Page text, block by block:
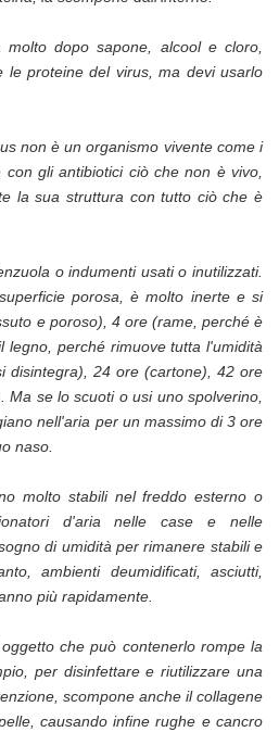
molto dopo sapone, alcool e cloro,
le proteine ​​del virus, ma devi usarlo
non è un organismo vivente come i
gli antibiotici ciò che non è vivo,
la sua struttura con tutto ciò che è
o indumenti usati o inutilizzati.
porosa, è molto inerte e si
e poroso), 4 ore (rame, perché è
legno, perché rimuove tutta l'umidità
disintegra), 24 ore (cartone), 42 ore
se lo scuoti o usi uno spolverino,
nell'aria per un massimo di 3 ore
naso.
molto stabili nel freddo esterno o
d'aria nelle case e nelle
di umidità per rimanere stabili e
ambienti deumidificati, asciutti,
più rapidamente.
che può contenerlo rompe la
per disinfettare e riutilizzare una
scompone anche il collagene
causando infine rughe e cancro